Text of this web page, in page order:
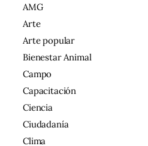
AMG
Arte
Arte popular
Bienestar Animal
Campo
Capacitación
Ciencia
Ciudadanía
Clima